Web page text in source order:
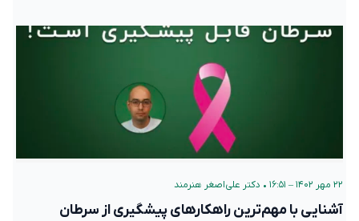
۲۲ مهر ۱۴۰۲ – ۱۶:۵۱ • دکتر علی‌اصغر هنرمند
آشنایی با مهم‌ترین راهکارهای پیشگیری از سرطان